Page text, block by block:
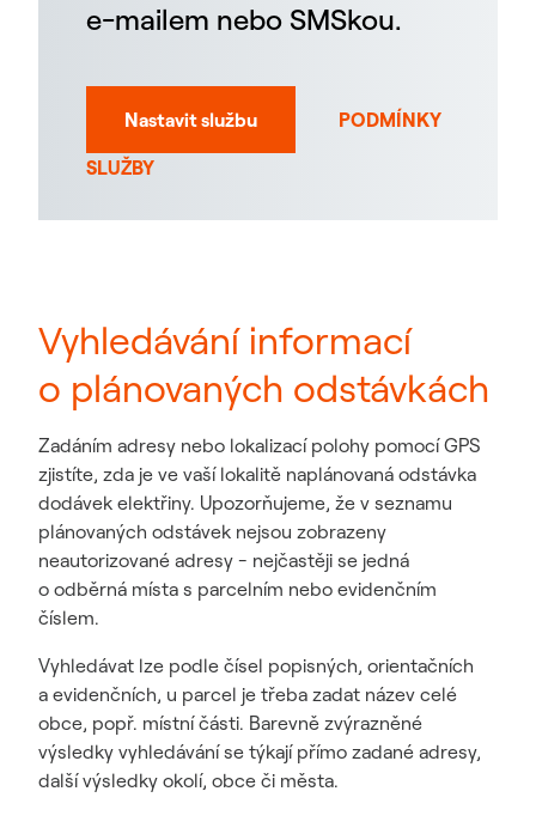
e-mailem nebo SMSkou.
Nastavit službu
PODMÍNKY
SLUŽBY
Vyhledávání informací
o plánovaných odstávkách
Zadáním adresy nebo lokalizací polohy pomocí GPS
zjistíte, zda je ve vaší lokalitě naplánovaná odstávka
dodávek elektřiny. Upozorňujeme, že v seznamu
plánovaných odstávek nejsou zobrazeny
neautorizované adresy - nejčastěji se jedná
o odběrná místa s parcelním nebo evidenčním
číslem.
Vyhledávat lze podle čísel popisných, orientačních
a evidenčních, u parcel je třeba zadat název celé
obce, popř. místní části. Barevně zvýrazněné
výsledky vyhledávání se týkají přímo zadané adresy,
další výsledky okolí, obce či města.